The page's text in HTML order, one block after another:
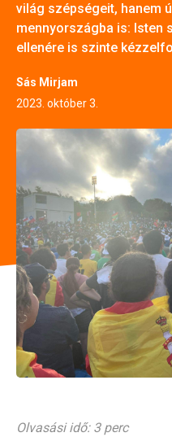
világ szépségeit, hanem
mennyországba is: Isten
ellenére is szinte
Sás Mirjam
2023. október 3.
Olvasási idő: 3 perc